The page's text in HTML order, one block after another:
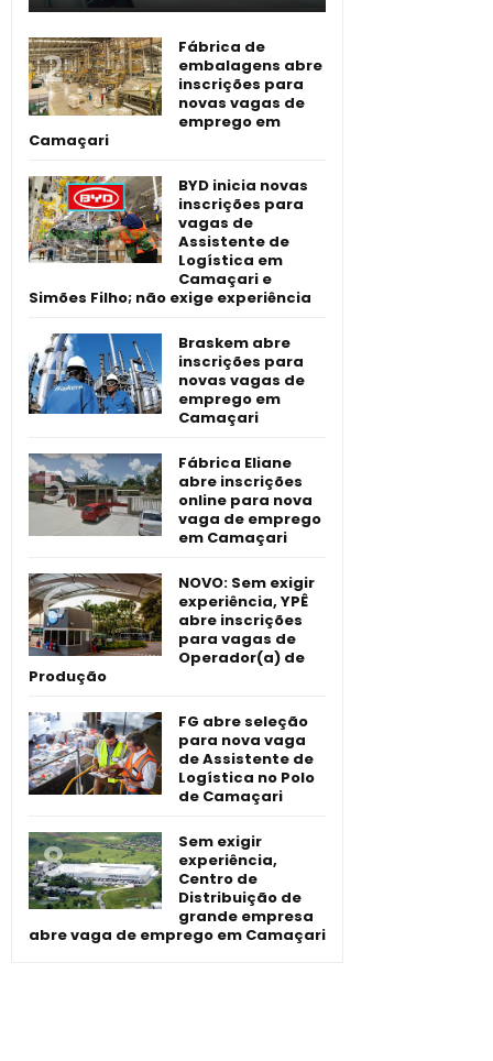
Fábrica de
embalagens abre
inscrições para
novas vagas de
emprego em
Camaçari
BYD inicia novas
inscrições para
vagas de
Assistente de
Logística em
Camaçari e
Simões Filho; não exige experiência
Braskem abre
inscrições para
novas vagas de
emprego em
Camaçari
Fábrica Eliane
abre inscrições
online para nova
vaga de emprego
em Camaçari
NOVO: Sem exigir
experiência, YPÊ
abre inscrições
para vagas de
Operador(a) de
Produção
FG abre seleção
para nova vaga
de Assistente de
Logística no Polo
de Camaçari
Sem exigir
experiência,
Centro de
Distribuição de
grande empresa
abre vaga de emprego em Camaçari